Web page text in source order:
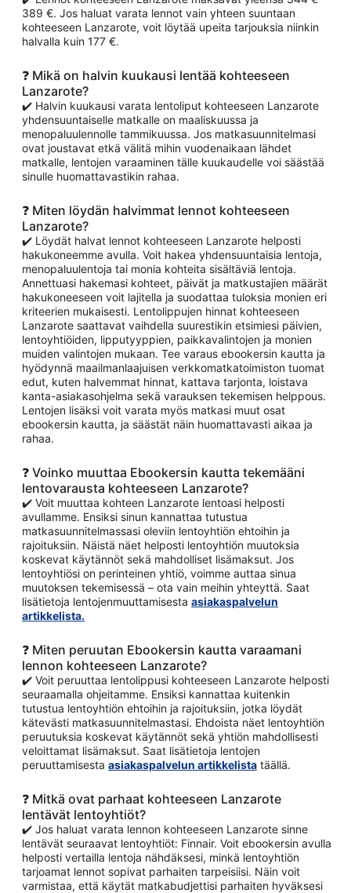
389 €. Jos haluat varata lennot vain yhteen suuntaan
kohteeseen Lanzarote, voit löytää upeita tarjouksia niinkin
halvalla kuin 177 €.
❓ Mikä on halvin kuukausi lentää kohteeseen
Lanzarote?
✔️ Halvin kuukausi varata lentoliput kohteeseen Lanzarote
yhdensuuntaiselle matkalle on maaliskuussa ja
menopaluulennolle tammikuussa. Jos matkasuunnitelmasi
ovat joustavat etkä välitä mihin vuodenaikaan lähdet
matkalle, lentojen varaaminen tälle kuukaudelle voi säästää
sinulle huomattavastikin rahaa.
❓ Miten löydän halvimmat lennot kohteeseen
Lanzarote?
✔️ Löydät halvat lennot kohteeseen Lanzarote helposti
hakukoneemme avulla. Voit hakea yhdensuuntaisia lentoja,
menopaluulentoja tai monia kohteita sisältäviä lentoja.
Annettuasi hakemasi kohteet, päivät ja matkustajien määrät
hakukoneeseen voit lajitella ja suodattaa tuloksia monien eri
kriteerien mukaisesti. Lentolippujen hinnat kohteeseen
Lanzarote saattavat vaihdella suurestikin etsimiesi päivien,
lentoyhtiöiden, lipputyyppien, paikkavalintojen ja monien
muiden valintojen mukaan. Tee varaus ebookersin kautta ja
hyödynnä maailmanlaajuisen verkkomatkatoimiston tuomat
edut, kuten halvemmat hinnat, kattava tarjonta, loistava
kanta-asiakasohjelma sekä varauksen tekemisen helppous.
Lentojen lisäksi voit varata myös matkasi muut osat
ebookersin kautta, ja säästät näin huomattavasti aikaa ja
rahaa.
❓ Voinko muuttaa Ebookersin kautta tekemääni
lentovarausta kohteeseen Lanzarote?
✔️ Voit muuttaa kohteen Lanzarote lentoasi helposti
avullamme. Ensiksi sinun kannattaa tutustua
matkasuunnitelmassasi oleviin lentoyhtiön ehtoihin ja
rajoituksiin. Näistä näet helposti lentoyhtiön muutoksia
koskevat käytännöt sekä mahdolliset lisämaksut. Jos
lentoyhtiösi on perinteinen yhtiö, voimme auttaa sinua
muutoksen tekemisessä – ota vain meihin yhteyttä. Saat
lisätietoja lentojenmuuttamisesta asiakaspalvelun
artikkelista.
❓ Miten peruutan Ebookersin kautta varaamani
lennon kohteeseen Lanzarote?
✔️ Voit peruuttaa lentolippusi kohteeseen Lanzarote helposti
seuraamalla ohjeitamme. Ensiksi kannattaa kuitenkin
tutustua lentoyhtiön ehtoihin ja rajoituksiin, jotka löydät
kätevästi matkasuunnitelmastasi. Ehdoista näet lentoyhtiön
peruutuksia koskevat käytännöt sekä yhtiön mahdollisesti
veloittamat lisämaksut. Saat lisätietoja lentojen
peruuttamisesta asiakaspalvelun artikkelista täällä.
❓ Mitkä ovat parhaat kohteeseen Lanzarote
lentävät lentoyhtiöt?
✔️ Jos haluat varata lennon kohteeseen Lanzarote sinne
lentävät seuraavat lentoyhtiöt: Finnair. Voit ebookersin avulla
helposti vertailla lentoja nähdäksesi, minkä lentoyhtiön
tarjoamat lennot sopivat parhaiten tarpeisiisi. Näin voit
varmistaa, että käytät matkabudjettisi parhaiten hyväksesi